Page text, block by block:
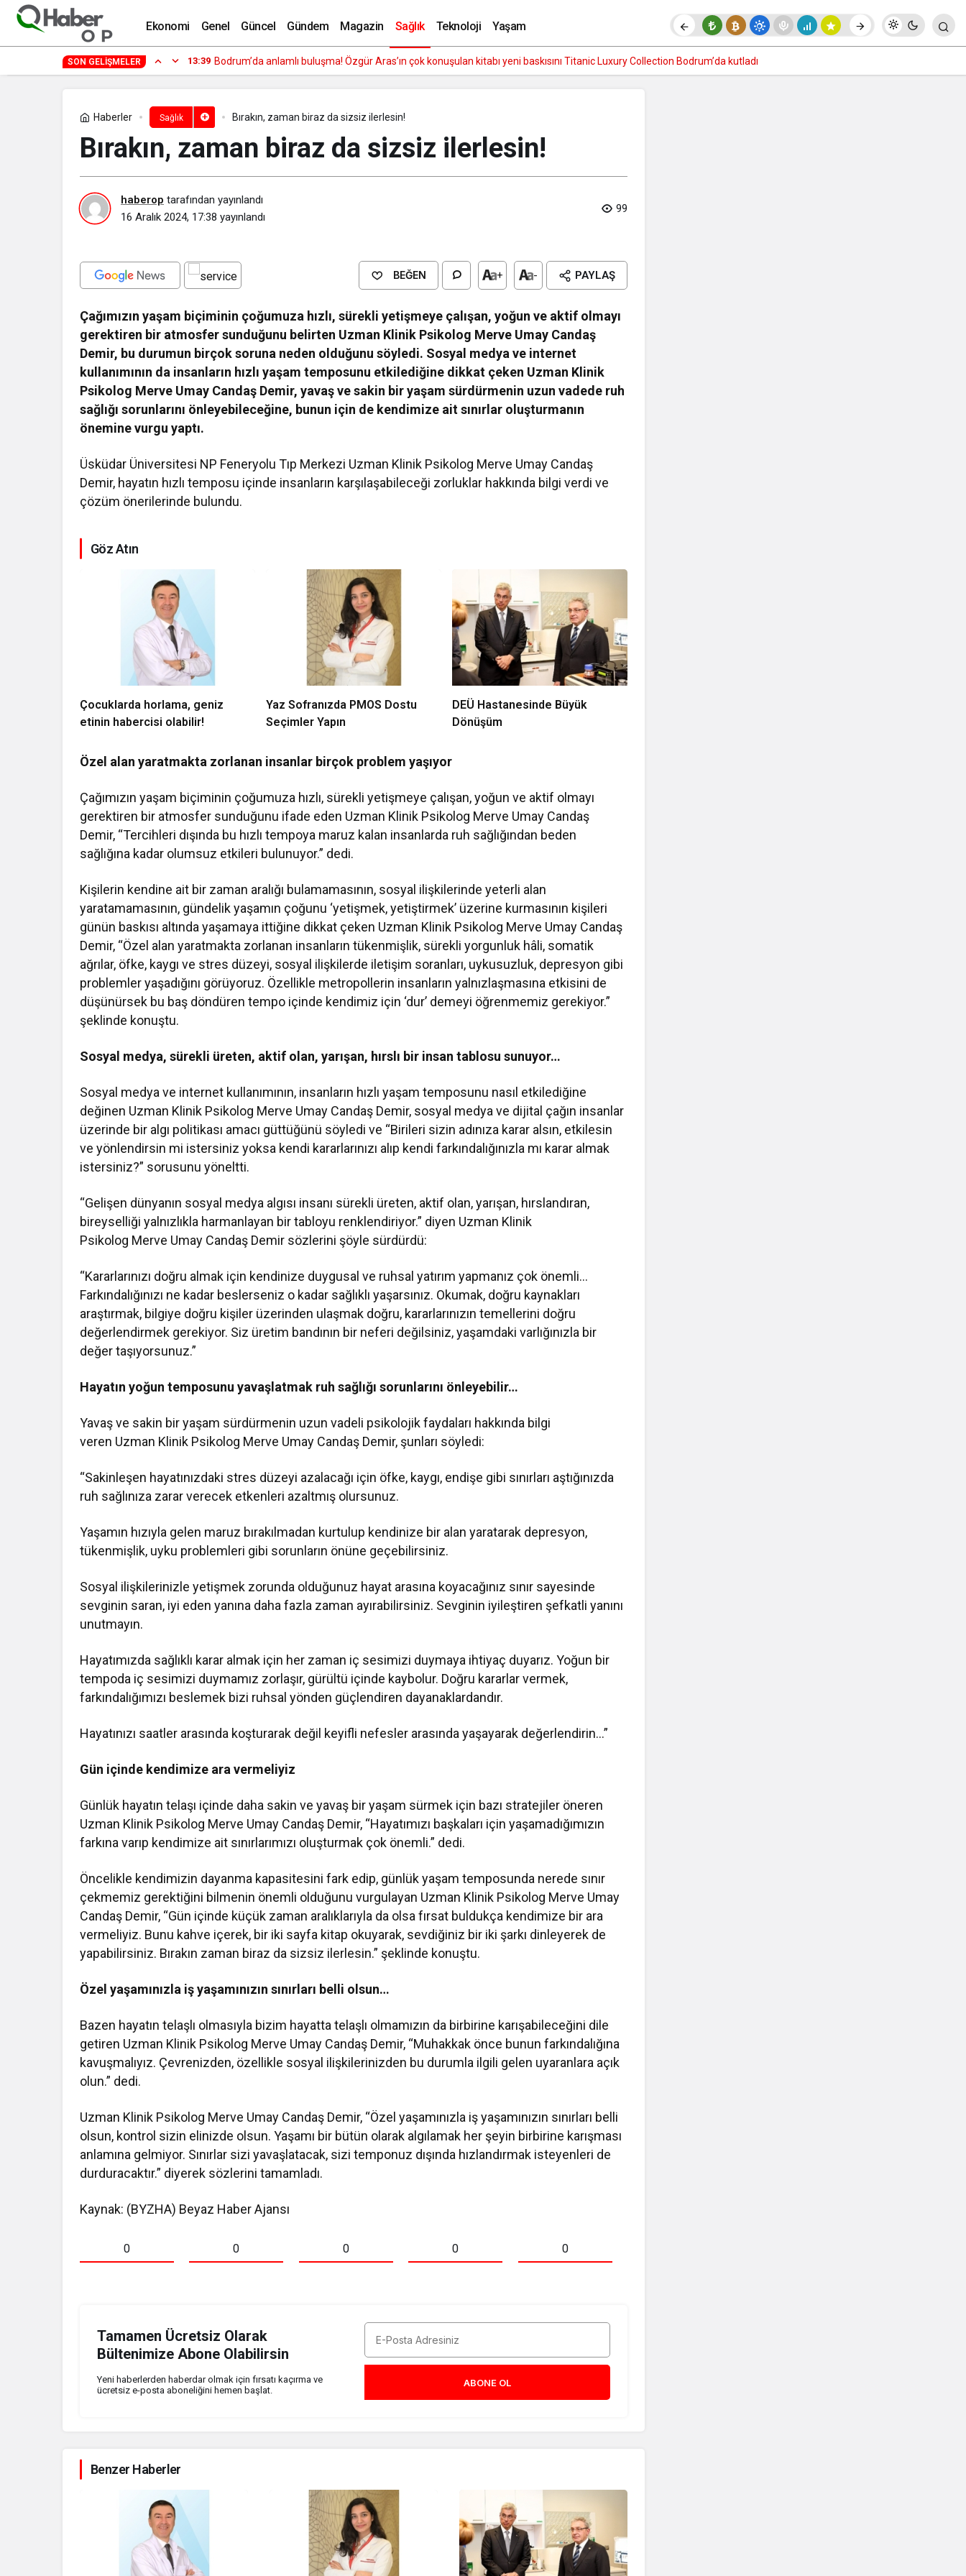
Ekonomi Genel Güncel Gündem Magazin Sağlık Teknoloji Yaşam
SON GELIŞMELER 12:59 Deniz Kızı Kadın Yelken Kupası 18 Ekim’de
Haberler Sağlık Bırakın, zaman biraz da sizsiz ilerlesin!
Bırakın, zaman biraz da sizsiz ilerlesin!
haberop tarafından yayınlandı
16 Aralık 2024, 17:38 yayınlandı
99
BEĞEN + - PAYLAŞ
Çağımızın yaşam biçiminin çoğumuza hızlı, sürekli yetişmeye çalışan, yoğun ve aktif olmayı
gerektiren bir atmosfer sunduğunu belirten Uzman Klinik Psikolog Merve Umay Candaş
Demir, bu durumun birçok soruna neden olduğunu söyledi. Sosyal medya ve internet
kullanımının da insanların hızlı yaşam temposunu etkilediğine dikkat çeken Uzman Klinik
Psikolog Merve Umay Candaş Demir, yavaş ve sakin bir yaşam sürdürmenin uzun vadede ruh
sağlığı sorunlarını önleyebileceğine, bunun için de kendimize ait sınırlar oluşturmanın
önemine vurgu yaptı.
Üsküdar Üniversitesi NP Feneryolu Tıp Merkezi Uzman Klinik Psikolog Merve Umay Candaş
Demir, hayatın hızlı temposu içinde insanların karşılaşabileceği zorluklar hakkında bilgi verdi ve
çözüm önerilerinde bulundu.
Göz Atın
Çocuklarda horlama, geniz
etinin habercisi olabilir!
Yaz Sofranızda PMOS Dostu
Seçimler Yapın
DEÜ Hastanesinde Büyük
Dönüşüm
Özel alan yaratmakta zorlanan insanlar birçok problem yaşıyor
Çağımızın yaşam biçiminin çoğumuza hızlı, sürekli yetişmeye çalışan, yoğun ve aktif olmayı
gerektiren bir atmosfer sunduğunu ifade eden Uzman Klinik Psikolog Merve Umay Candaş
Demir, “Tercihleri dışında bu hızlı tempoya maruz kalan insanlarda ruh sağlığından beden
sağlığına kadar olumsuz etkileri bulunuyor.” dedi.
Kişilerin kendine ait bir zaman aralığı bulamamasının, sosyal ilişkilerinde yeterli alan
yaratamamasının, gündelik yaşamın çoğunu ‘yetişmek, yetiştirmek’ üzerine kurmasının kişileri
günün baskısı altında yaşamaya ittiğine dikkat çeken Uzman Klinik Psikolog Merve Umay Candaş
Demir, “Özel alan yaratmakta zorlanan insanların tükenmişlik, sürekli yorgunluk hâli, somatik
ağrılar, öfke, kaygı ve stres düzeyi, sosyal ilişkilerde iletişim soranları, uykusuzluk, depresyon gibi
problemler yaşadığını görüyoruz. Özellikle metropollerin insanların yalnızlaşmasına etkisini de
düşünürsek bu baş döndüren tempo içinde kendimiz için ‘dur’ demeyi öğrenmemiz gerekiyor.”
şeklinde konuştu.
Sosyal medya, sürekli üreten, aktif olan, yarışan, hırslı bir insan tablosu sunuyor…
Sosyal medya ve internet kullanımının, insanların hızlı yaşam temposunu nasıl etkilediğine
değinen Uzman Klinik Psikolog Merve Umay Candaş Demir, sosyal medya ve dijital çağın insanlar
üzerinde bir algı politikası amacı güttüğünü söyledi ve “Birileri sizin adınıza karar alsın, etkilesin
ve yönlendirsin mi istersiniz yoksa kendi kararlarınızı alıp kendi farkındalığınızla mı karar almak
istersiniz?” sorusunu yöneltti.
“Gelişen dünyanın sosyal medya algısı insanı sürekli üreten, aktif olan, yarışan, hırslandıran,
bireyselliği yalnızlıkla harmanlayan bir tabloyu renklendiriyor.” diyen Uzman Klinik
Psikolog Merve Umay Candaş Demir sözlerini şöyle sürdürdü:
“Kararlarınızı doğru almak için kendinize duygusal ve ruhsal yatırım yapmanız çok önemli…
Farkındalığınızı ne kadar beslerseniz o kadar sağlıklı yaşarsınız. Okumak, doğru kaynakları
araştırmak, bilgiye doğru kişiler üzerinden ulaşmak doğru, kararlarınızın temellerini doğru
değerlendirmek gerekiyor. Siz üretim bandının bir neferi değilsiniz, yaşamdaki varlığınızla bir
değer taşıyorsunuz.”
Hayatın yoğun temposunu yavaşlatmak ruh sağlığı sorunlarını önleyebilir…
Yavaş ve sakin bir yaşam sürdürmenin uzun vadeli psikolojik faydaları hakkında bilgi
veren Uzman Klinik Psikolog Merve Umay Candaş Demir, şunları söyledi:
“Sakinleşen hayatınızdaki stres düzeyi azalacağı için öfke, kaygı, endişe gibi sınırları aştığınızda
ruh sağlınıza zarar verecek etkenleri azaltmış olursunuz.
Yaşamın hızıyla gelen maruz bırakılmadan kurtulup kendinize bir alan yaratarak depresyon,
tükenmişlik, uyku problemleri gibi sorunların önüne geçebilirsiniz.
Sosyal ilişkilerinizle yetişmek zorunda olduğunuz hayat arasına koyacağınız sınır sayesinde
sevginin saran, iyi eden yanına daha fazla zaman ayırabilirsiniz. Sevginin iyileştiren şefkatli yanını
unutmayın.
Hayatımızda sağlıklı karar almak için her zaman iç sesimizi duymaya ihtiyaç duyarız. Yoğun bir
tempoda iç sesimizi duymamız zorlaşır, gürültü içinde kaybolur. Doğru kararlar vermek,
farkındalığımızı beslemek bizi ruhsal yönden güçlendiren dayanaklardandır.
Hayatınızı saatler arasında koşturarak değil keyifli nefesler arasında yaşayarak değerlendirin…”
Gün içinde kendimize ara vermeliyiz
Günlük hayatın telaşı içinde daha sakin ve yavaş bir yaşam sürmek için bazı stratejiler öneren
Uzman Klinik Psikolog Merve Umay Candaş Demir, “Hayatımızı başkaları için yaşamadığımızın
farkına varıp kendimize ait sınırlarımızı oluşturmak çok önemli.” dedi.
Öncelikle kendimizin dayanma kapasitesini fark edip, günlük yaşam temposunda nerede sınır
çekmemiz gerektiğini bilmenin önemli olduğunu vurgulayan Uzman Klinik Psikolog Merve Umay
Candaş Demir, “Gün içinde küçük zaman aralıklarıyla da olsa fırsat buldukça kendimize bir ara
vermeliyiz. Bunu kahve içerek, bir iki sayfa kitap okuyarak, sevdiğiniz bir iki şarkı dinleyerek de
yapabilirsiniz. Bırakın zaman biraz da sizsiz ilerlesin.” şeklinde konuştu.
Özel yaşamınızla iş yaşamınızın sınırları belli olsun…
Bazen hayatın telaşlı olmasıyla bizim hayatta telaşlı olmamızın da birbirine karışabileceğini dile
getiren Uzman Klinik Psikolog Merve Umay Candaş Demir, “Muhakkak önce bunun farkındalığına
kavuşmalıyız. Çevrenizden, özellikle sosyal ilişkilerinizden bu durumla ilgili gelen uyaranlara açık
olun.” dedi.
Uzman Klinik Psikolog Merve Umay Candaş Demir, “Özel yaşamınızla iş yaşamınızın sınırları belli
olsun, kontrol sizin elinizde olsun. Yaşamı bir bütün olarak algılamak her şeyin birbirine karışması
anlamına gelmiyor. Sınırlar sizi yavaşlatacak, sizi temponuz dışında hızlandırmak isteyenleri de
durduracaktır.” diyerek sözlerini tamamladı.
Kaynak: (BYZHA) Beyaz Haber Ajansı
0 0 0 0 0
Tamamen Ücretsiz Olarak
Bültenimize Abone Olabilirsin
Yeni haberlerden haberdar olmak için fırsatı kaçırma ve
ücretsiz e-posta aboneliğini hemen başlat.
ABONE OL
Benzer Haberler
Yanlış makyaj ürünü gözde enfeksiyona yol açabilir Yorum Yap Paylaş